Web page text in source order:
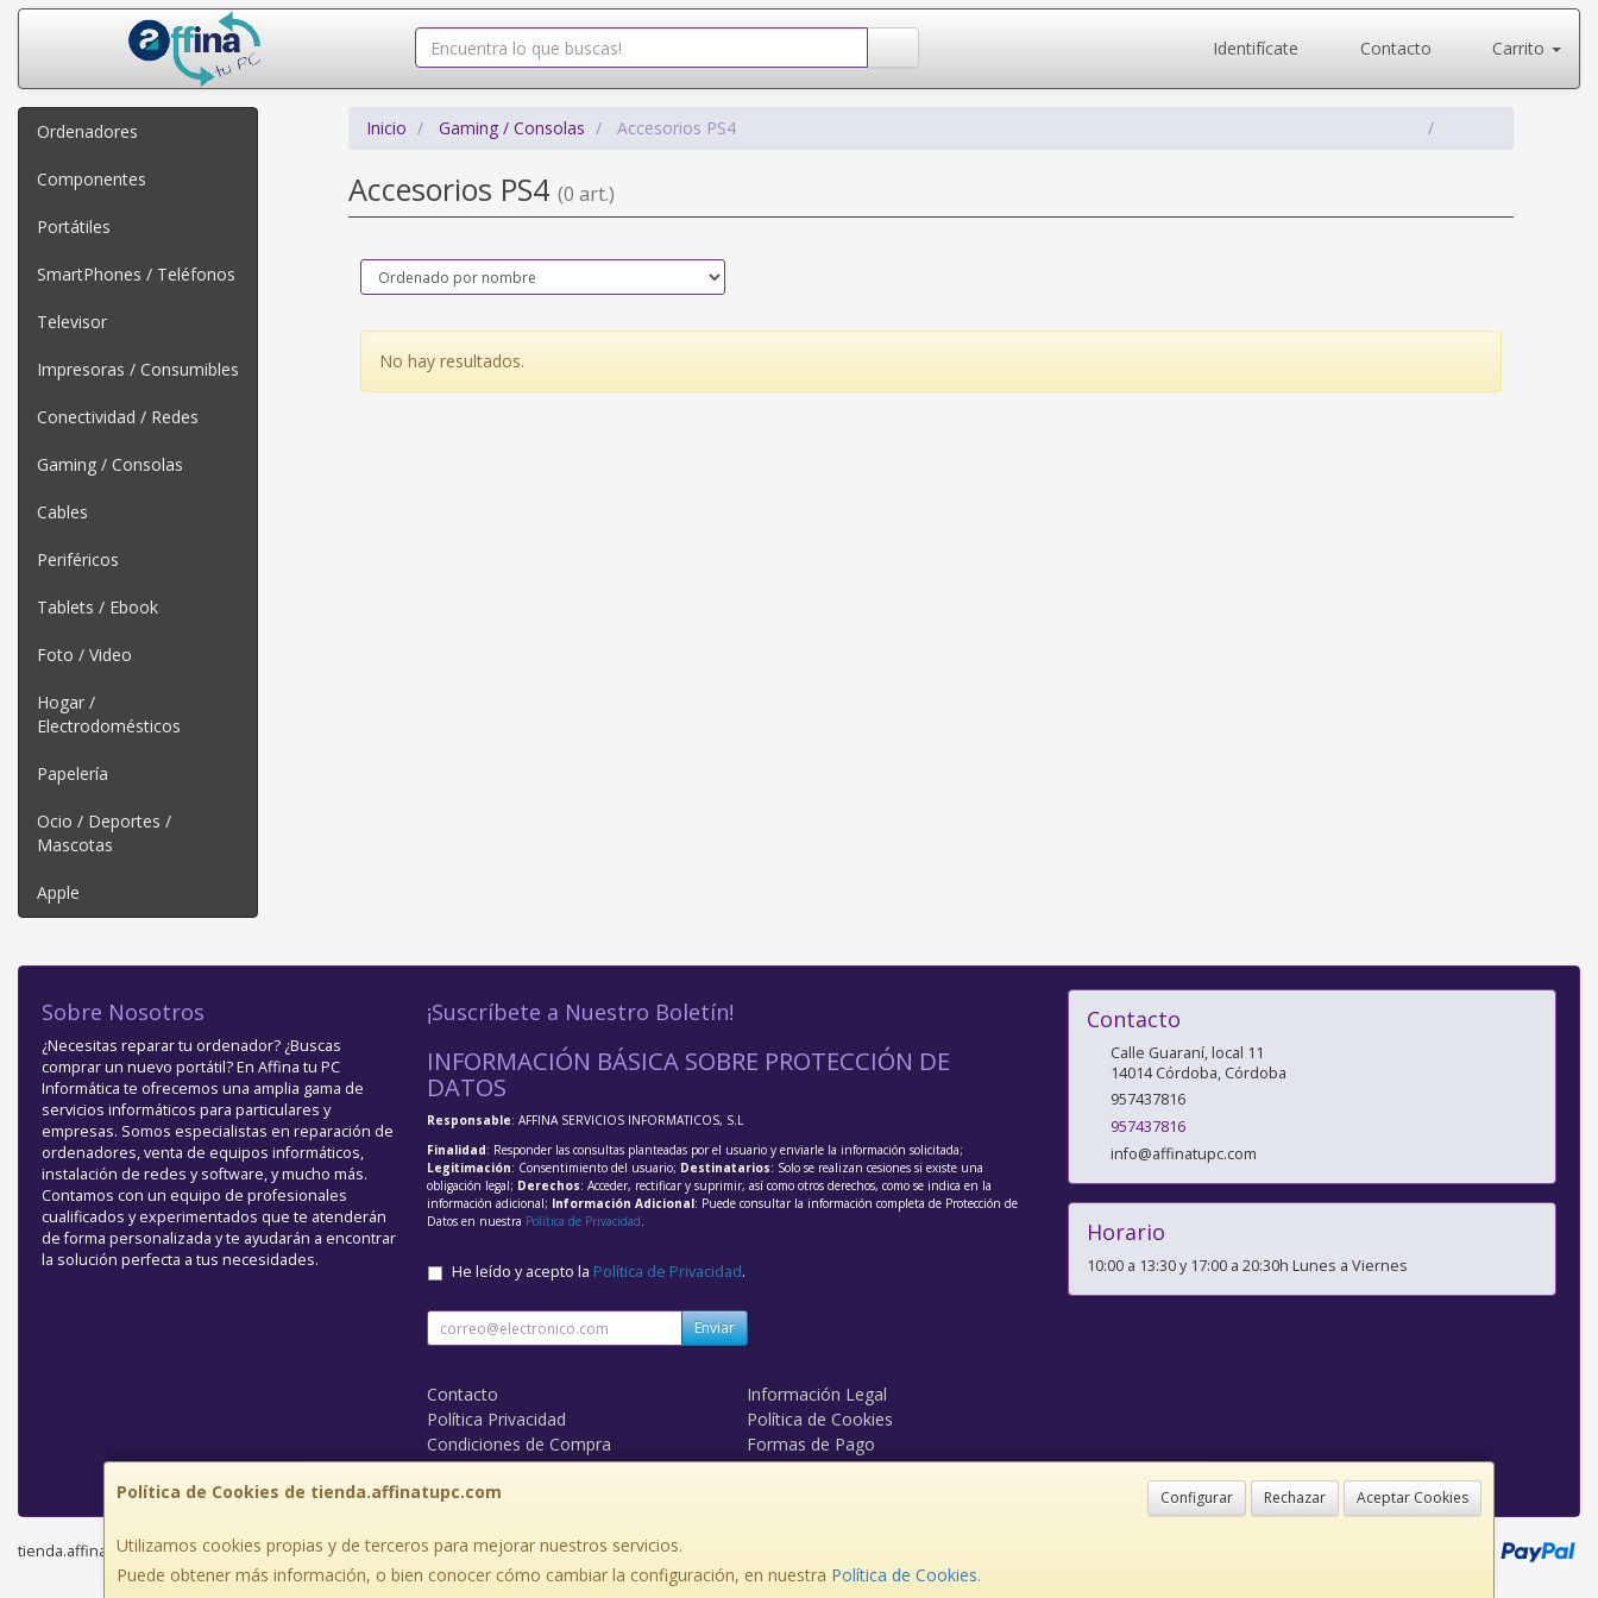
Identifícate Contacto Carrito
Ordenadores
Componentes
Portátiles
SmartPhones / Teléfonos
Televisor
Impresoras / Consumibles
Conectividad / Redes
Gaming / Consolas
Cables
Periféricos
Tablets / Ebook
Foto / Video
Hogar /
Electrodomésticos
Papelería
Ocio / Deportes /
Mascotas
Apple
Inicio Gaming / Consolas Accesorios PS4
Accesorios PS4 (0 art.)
No hay resultados.
Política de Cookies de tienda.affinatupc.com Configurar Rechazar Aceptar Cookies
Utilizamos cookies propias y de terceros para mejorar nuestros servicios.
Puede obtener más información, o bien conocer cómo cambiar la configuración, en nuestra Política de Cookies.
Sobre Nosotros
¿Necesitas reparar tu ordenador? ¿Buscas
comprar un nuevo portátil? En Affina tu PC
Informática te ofrecemos una amplia gama de
servicios informáticos para particulares y
empresas. Somos especialistas en reparación de
ordenadores, venta de equipos informáticos,
instalación de redes y software, y mucho más.
Contamos con un equipo de profesionales
cualificados y experimentados que te atenderán
de forma personalizada y te ayudarán a encontrar
la solución perfecta a tus necesidades.
¡Suscríbete a Nuestro Boletín!
INFORMACIÓN BÁSICA SOBRE PROTECCIÓN DE
DATOS
Responsable: AFFINA SERVICIOS INFORMATICOS, S.L
Finalidad: Responder las consultas planteadas por el usuario y enviarle la información solicitada;
Legitimación: Consentimiento del usuario; Destinatarios: Solo se realizan cesiones si existe una
obligación legal; Derechos: Acceder, rectificar y suprimir, así como otros derechos, como se indica en la
información adicional; Información Adicional: Puede consultar la información completa de Protección de
Datos en nuestra Política de Privacidad.
He leído y acepto la Política de Privacidad.
Enviar
Contacto
Información Legal
Política Privacidad
Política de Cookies
Condiciones de Compra
Formas de Pago
¿Quienes Somos?
Derecho de Desistimiento
Contacto
Calle Guaraní, local 11
14014 Córdoba, Córdoba
957437816
957437816
info@affinatupc.com
Horario
10:00 a 13:30 y 17:00 a 20:30h Lunes a Viernes
tienda.affinatupc.com © 2026
, , , , España. - C.I.F.: B14981336 - Tfno: